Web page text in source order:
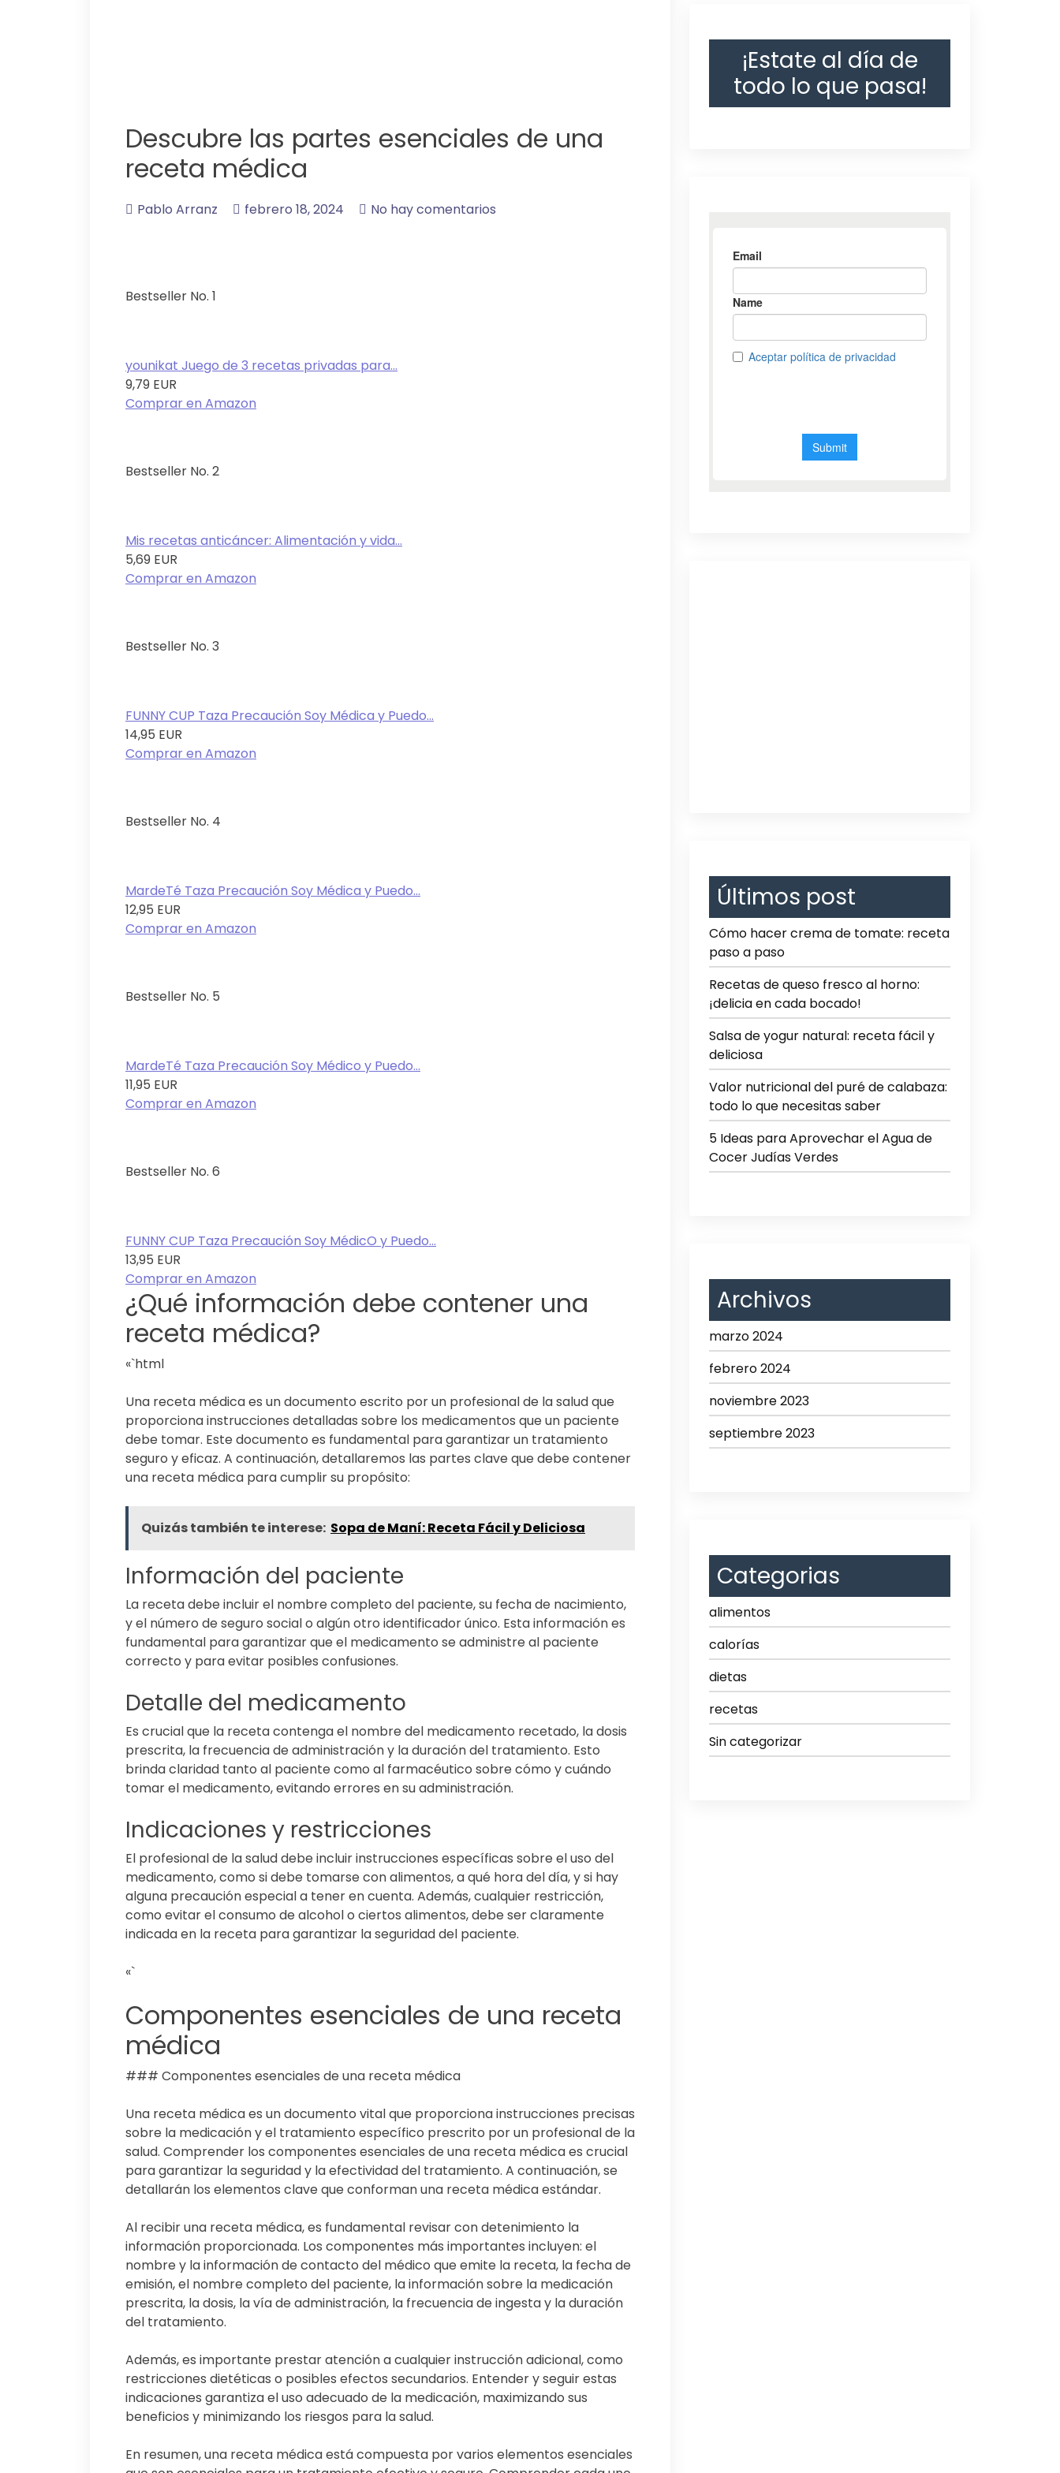
Descubre las partes esenciales de una
receta médica
Pablo Arranz febrero 18, 2024 No hay comentarios
Bestseller No. 1
younikat Juego de 3 recetas privadas para...
9,79 EUR
Comprar en Amazon
Bestseller No. 2
Mis recetas anticáncer: Alimentación y vida...
5,69 EUR
Comprar en Amazon
Bestseller No. 3
FUNNY CUP Taza Precaución Soy Médica y Puedo...
14,95 EUR
Comprar en Amazon
Bestseller No. 4
MardeTé Taza Precaución Soy Médica y Puedo...
12,95 EUR
Comprar en Amazon
Bestseller No. 5
MardeTé Taza Precaución Soy Médico y Puedo...
11,95 EUR
Comprar en Amazon
Bestseller No. 6
FUNNY CUP Taza Precaución Soy MédicO y Puedo...
13,95 EUR
Comprar en Amazon
¿Qué información debe contener una
receta médica?
«`html
Una receta médica es un documento escrito por un profesional de la salud que
proporciona instrucciones detalladas sobre los medicamentos que un paciente
debe tomar. Este documento es fundamental para garantizar un tratamiento
seguro y eficaz. A continuación, detallaremos las partes clave que debe contener
una receta médica para cumplir su propósito:
Quizás también te interese: Sopa de Maní: Receta Fácil y Deliciosa
Información del paciente
La receta debe incluir el nombre completo del paciente, su fecha de nacimiento,
y el número de seguro social o algún otro identificador único. Esta información es
fundamental para garantizar que el medicamento se administre al paciente
correcto y para evitar posibles confusiones.
Detalle del medicamento
Es crucial que la receta contenga el nombre del medicamento recetado, la dosis
prescrita, la frecuencia de administración y la duración del tratamiento. Esto
brinda claridad tanto al paciente como al farmacéutico sobre cómo y cuándo
tomar el medicamento, evitando errores en su administración.
Indicaciones y restricciones
El profesional de la salud debe incluir instrucciones específicas sobre el uso del
medicamento, como si debe tomarse con alimentos, a qué hora del día, y si hay
alguna precaución especial a tener en cuenta. Además, cualquier restricción,
como evitar el consumo de alcohol o ciertos alimentos, debe ser claramente
indicada en la receta para garantizar la seguridad del paciente.
«`
Componentes esenciales de una receta
médica
### Componentes esenciales de una receta médica
Una receta médica es un documento vital que proporciona instrucciones precisas
sobre la medicación y el tratamiento específico prescrito por un profesional de la
salud. Comprender los componentes esenciales de una receta médica es crucial
para garantizar la seguridad y la efectividad del tratamiento. A continuación, se
detallarán los elementos clave que conforman una receta médica estándar.
Al recibir una receta médica, es fundamental revisar con detenimiento la
información proporcionada. Los componentes más importantes incluyen: el
nombre y la información de contacto del médico que emite la receta, la fecha de
emisión, el nombre completo del paciente, la información sobre la medicación
prescrita, la dosis, la vía de administración, la frecuencia de ingesta y la duración
del tratamiento.
Además, es importante prestar atención a cualquier instrucción adicional, como
restricciones dietéticas o posibles efectos secundarios. Entender y seguir estas
indicaciones garantiza el uso adecuado de la medicación, maximizando sus
beneficios y minimizando los riesgos para la salud.
En resumen, una receta médica está compuesta por varios elementos esenciales
¡Estate al día de
todo lo que pasa!
Últimos post
Cómo hacer crema de tomate: receta
paso a paso
Recetas de queso fresco al horno:
¡delicia en cada bocado!
Salsa de yogur natural: receta fácil y
deliciosa
Valor nutricional del puré de calabaza:
todo lo que necesitas saber
5 Ideas para Aprovechar el Agua de
Cocer Judías Verdes
Archivos
marzo 2024
febrero 2024
noviembre 2023
septiembre 2023
Categorias
alimentos
calorías
dietas
recetas
Sin categorizar